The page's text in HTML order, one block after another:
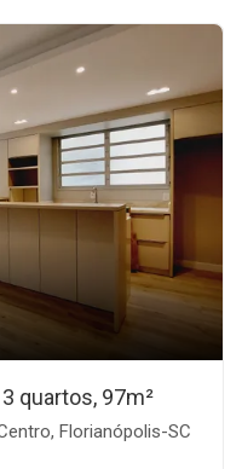
quartos, 97m²
Florianópolis-SC